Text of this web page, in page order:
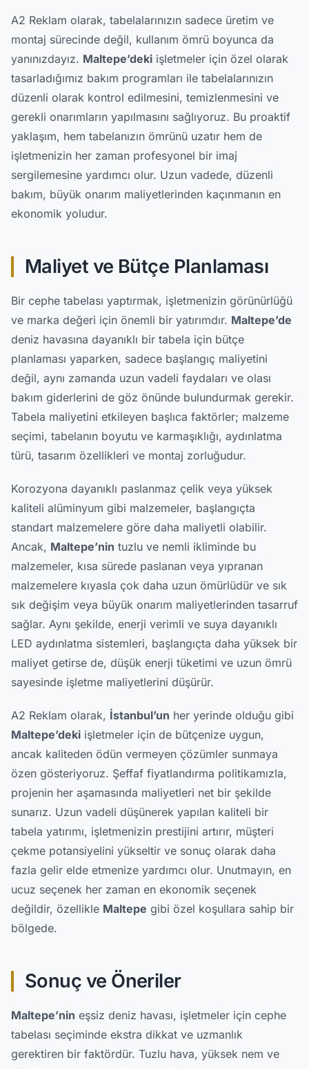
A2 Reklam olarak, tabelalarınızın sadece üretim ve
montaj sürecinde değil, kullanım ömrü boyunca da
yanınızdayız. Maltepe’deki işletmeler için özel olarak
tasarladığımız bakım programları ile tabelalarınızın
düzenli olarak kontrol edilmesini, temizlenmesini ve
gerekli onarımların yapılmasını sağlıyoruz. Bu proaktif
yaklaşım, hem tabelanızın ömrünü uzatır hem de
işletmenizin her zaman profesyonel bir imaj
sergilemesine yardımcı olur. Uzun vadede, düzenli
bakım, büyük onarım maliyetlerinden kaçınmanın en
ekonomik yoludur.
Maliyet ve Bütçe Planlaması
Bir cephe tabelası yaptırmak, işletmenizin görünürlüğü
ve marka değeri için önemli bir yatırımdır. Maltepe’de
deniz havasına dayanıklı bir tabela için bütçe
planlaması yaparken, sadece başlangıç maliyetini
değil, aynı zamanda uzun vadeli faydaları ve olası
bakım giderlerini de göz önünde bulundurmak gerekir.
Tabela maliyetini etkileyen başlıca faktörler; malzeme
seçimi, tabelanın boyutu ve karmaşıklığı, aydınlatma
türü, tasarım özellikleri ve montaj zorluğudur.
Korozyona dayanıklı paslanmaz çelik veya yüksek
kaliteli alüminyum gibi malzemeler, başlangıçta
standart malzemelere göre daha maliyetli olabilir.
Ancak, Maltepe’nin tuzlu ve nemli ikliminde bu
malzemeler, kısa sürede paslanan veya yıpranan
malzemelere kıyasla çok daha uzun ömürlüdür ve sık
sık değişim veya büyük onarım maliyetlerinden tasarruf
sağlar. Aynı şekilde, enerji verimli ve suya dayanıklı
LED aydınlatma sistemleri, başlangıçta daha yüksek bir
maliyet getirse de, düşük enerji tüketimi ve uzun ömrü
sayesinde işletme maliyetlerini düşürür.
A2 Reklam olarak, İstanbul’un her yerinde olduğu gibi
Maltepe’deki işletmeler için de bütçenize uygun,
ancak kaliteden ödün vermeyen çözümler sunmaya
özen gösteriyoruz. Şeffaf fiyatlandırma politikamızla,
projenin her aşamasında maliyetleri net bir şekilde
sunarız. Uzun vadeli düşünerek yapılan kaliteli bir
tabela yatırımı, işletmenizin prestijini artırır, müşteri
çekme potansiyelini yükseltir ve sonuç olarak daha
fazla gelir elde etmenize yardımcı olur. Unutmayın, en
ucuz seçenek her zaman en ekonomik seçenek
değildir, özellikle Maltepe gibi özel koşullara sahip bir
bölgede.
Sonuç ve Öneriler
Maltepe’nin eşsiz deniz havası, işletmeler için cephe
tabelası seçiminde ekstra dikkat ve uzmanlık
gerektiren bir faktördür. Tuzlu hava, yüksek nem ve